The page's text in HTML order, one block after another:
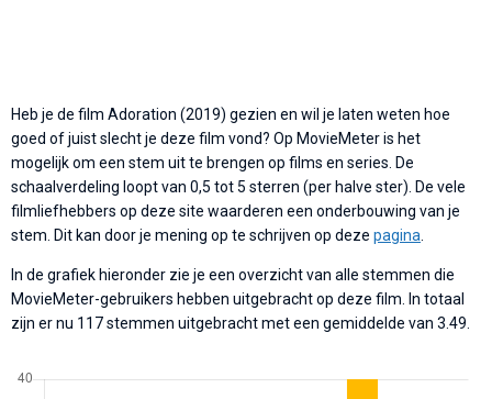
Heb je de film Adoration (2019) gezien en wil je laten weten hoe
goed of juist slecht je deze film vond? Op MovieMeter is het
mogelijk om een stem uit te brengen op films en series. De
schaalverdeling loopt van 0,5 tot 5 sterren (per halve ster). De vele
filmliefhebbers op deze site waarderen een onderbouwing van je
stem. Dit kan door je mening op te schrijven op deze pagina
In de grafiek hieronder zie je een overzicht van alle stemmen die
MovieMeter-gebruikers hebben uitgebracht op deze film. In totaal
zijn er nu 117 stemmen uitgebracht met een gemiddelde van 3.49.